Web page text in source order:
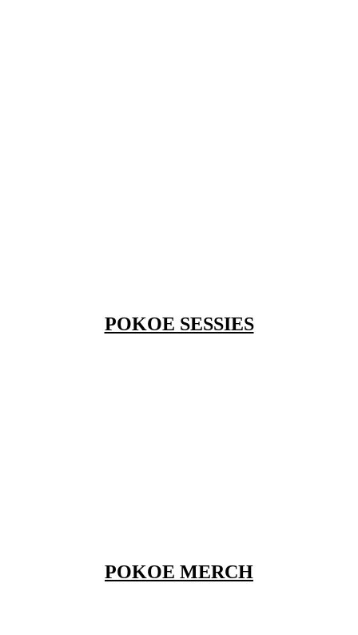
POKOE SESSIES
POKOE MERCH